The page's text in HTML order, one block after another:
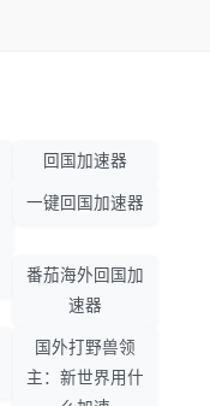
回国加速器
一键回国加速器
番茄海外回国加
速器
国外打野兽领
主：新世界用什